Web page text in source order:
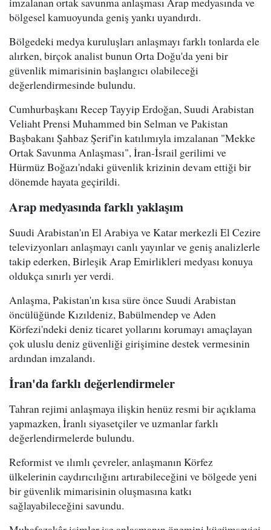
bölgesel kamuoyunda geniş yankı uyandırdı.
Bölgedeki medya kuruluşları anlaşmayı farklı tonlarda ele
alırken, birçok analist bunun Orta Doğu'da yeni bir
güvenlik mimarisinin başlangıcı olabileceği
değerlendirmesinde bulundu.
Cumhurbaşkanı Recep Tayyip Erdoğan, Suudi Arabistan
Veliaht Prensi Muhammed bin Selman ve Pakistan
Başbakanı Şahbaz Şerif'in katılımıyla imzalanan "Mekke
Ortak Savunma Anlaşması", İran-İsrail gerilimi ve
Hürmüz Boğazı'ndaki güvenlik krizinin devam ettiği bir
dönemde hayata geçirildi.
Arap medyasında farklı yaklaşım
Suudi Arabistan'ın El Arabiya ve Katar merkezli El Cezire
televizyonları anlaşmayı canlı yayınlar ve geniş analizlerle
takip ederken, Birleşik Arap Emirlikleri medyası konuya
oldukça sınırlı yer verdi.
Anlaşma, Pakistan'ın kısa süre önce Suudi Arabistan
öncülüğünde Kızıldeniz, Babülmendep ve Aden
Körfezi'ndeki deniz ticaret yollarını korumayı amaçlayan
çok uluslu deniz güvenliği girişimine destek vermesinin
ardından imzalandı.
İran'da farklı değerlendirmeler
Tahran rejimi anlaşmaya ilişkin henüz resmi bir açıklama
yapmazken, İranlı siyasetçiler ve uzmanlar farklı
değerlendirmelerde bulundu.
Reformist ve ılımlı çevreler, anlaşmanın Körfez
ülkelerinin caydırıcılığını artırabileceğini ve bölgede yeni
bir güvenlik mimarisinin oluşmasına katkı
sağlayabileceğini savundu.